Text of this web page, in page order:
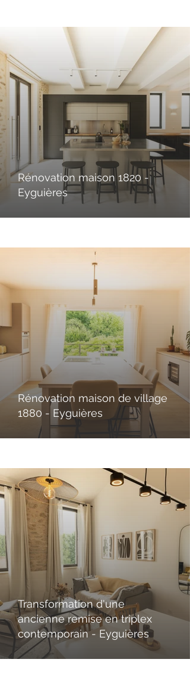
Rénovation maison 1820 -
Eyguières
Rénovation maison de village
1880 - Eyguières
Transformation d'une
ancienne remise en triplex
contemporain - Eyguières